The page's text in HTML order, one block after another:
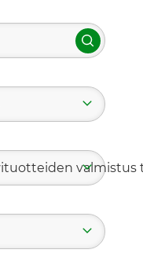
Hae
valmistus